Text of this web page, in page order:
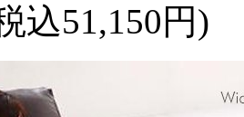
込51,150円)